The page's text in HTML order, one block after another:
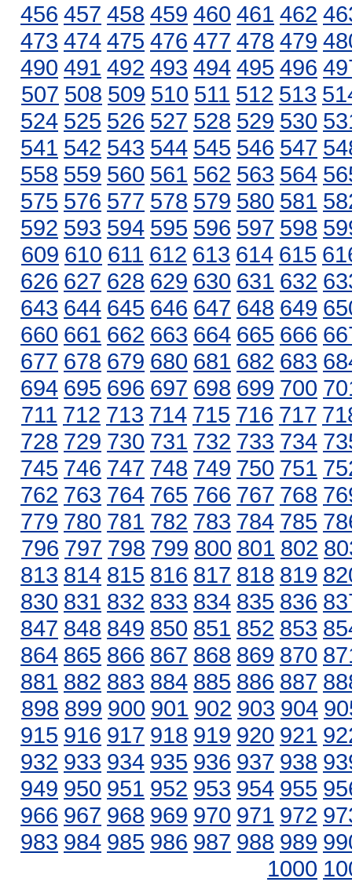
456 457 458 459 460 461 462
473 474 475 476 477 478 479
490 491 492 493 494 495 496
507 508 509 510 511 512 513
524 525 526 527 528 529 530
541 542 543 544 545 546 547
558 559 560 561 562 563 564
575 576 577 578 579 580 581
592 593 594 595 596 597 598
609 610 611 612 613 614 615
626 627 628 629 630 631 632
643 644 645 646 647 648 649
660 661 662 663 664 665 666
677 678 679 680 681 682 683
694 695 696 697 698 699 700
711 712 713 714 715 716 717
728 729 730 731 732 733 734
745 746 747 748 749 750 751
762 763 764 765 766 767 768
779 780 781 782 783 784 785
796 797 798 799 800 801 802
813 814 815 816 817 818 819
830 831 832 833 834 835 836
847 848 849 850 851 852 853
864 865 866 867 868 869 870
881 882 883 884 885 886 887
898 899 900 901 902 903 904
915 916 917 918 919 920 921
932 933 934 935 936 937 938
949 950 951 952 953 954 955
966 967 968 969 970 971 972
983 984 985 986 987 988 989
1000